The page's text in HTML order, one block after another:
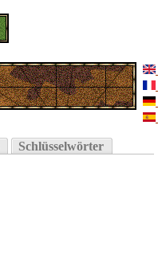
Schlüsselwörter